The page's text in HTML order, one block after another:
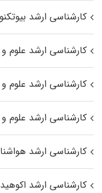
کارشناسی ارشد
کارشناسی ارشد علوم
کارشناسی ارشد علوم
کارشناسی ارشد
کارشناسی ارشد
کارشناسی ارشد